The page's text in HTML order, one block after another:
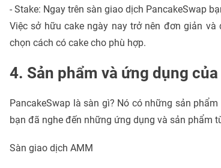
- Stake: Ngay trên sàn giao dịch PancakeSwap
Việc sở hữu cake ngày nay trở nên đơn giản
chọn cách có cake cho phù hợp.
4. Sản phẩm và ứng dụng
PancakeSwap là sàn gì? Nó có những sản
bạn đã nghe đến những ứng dụng và sản phẩm
Sàn giao dịch AMM